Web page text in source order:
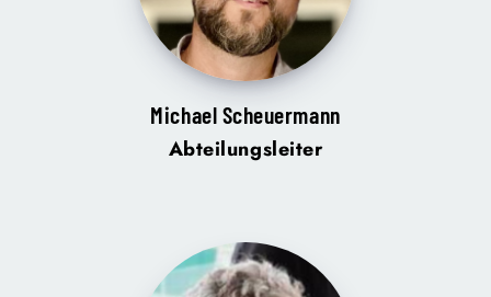
Michael Scheuermann
Abteilungsleiter